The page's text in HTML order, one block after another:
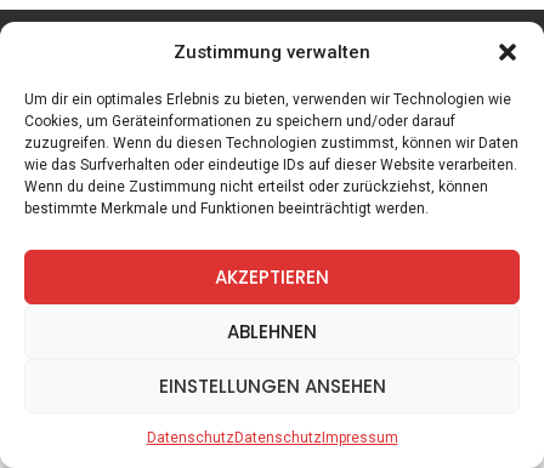
Zustimmung verwalten
Um dir ein optimales Erlebnis zu bieten, verwenden wir Technologien wie
Cookies, um Geräteinformationen zu speichern und/oder darauf
zuzugreifen. Wenn du diesen Technologien zustimmst, können wir Daten
wie das Surfverhalten oder eindeutige IDs auf dieser Website verarbeiten.
Wenn du deine Zustimmung nicht erteilst oder zurückziehst, können
bestimmte Merkmale und Funktionen beeinträchtigt werden.
AKZEPTIEREN
ABLEHNEN
EINSTELLUNGEN ANSEHEN
DatenschutzDatenschutzImpressum
facebook instagram
Spiele Zitate Kontakt Datenschutz Impressum